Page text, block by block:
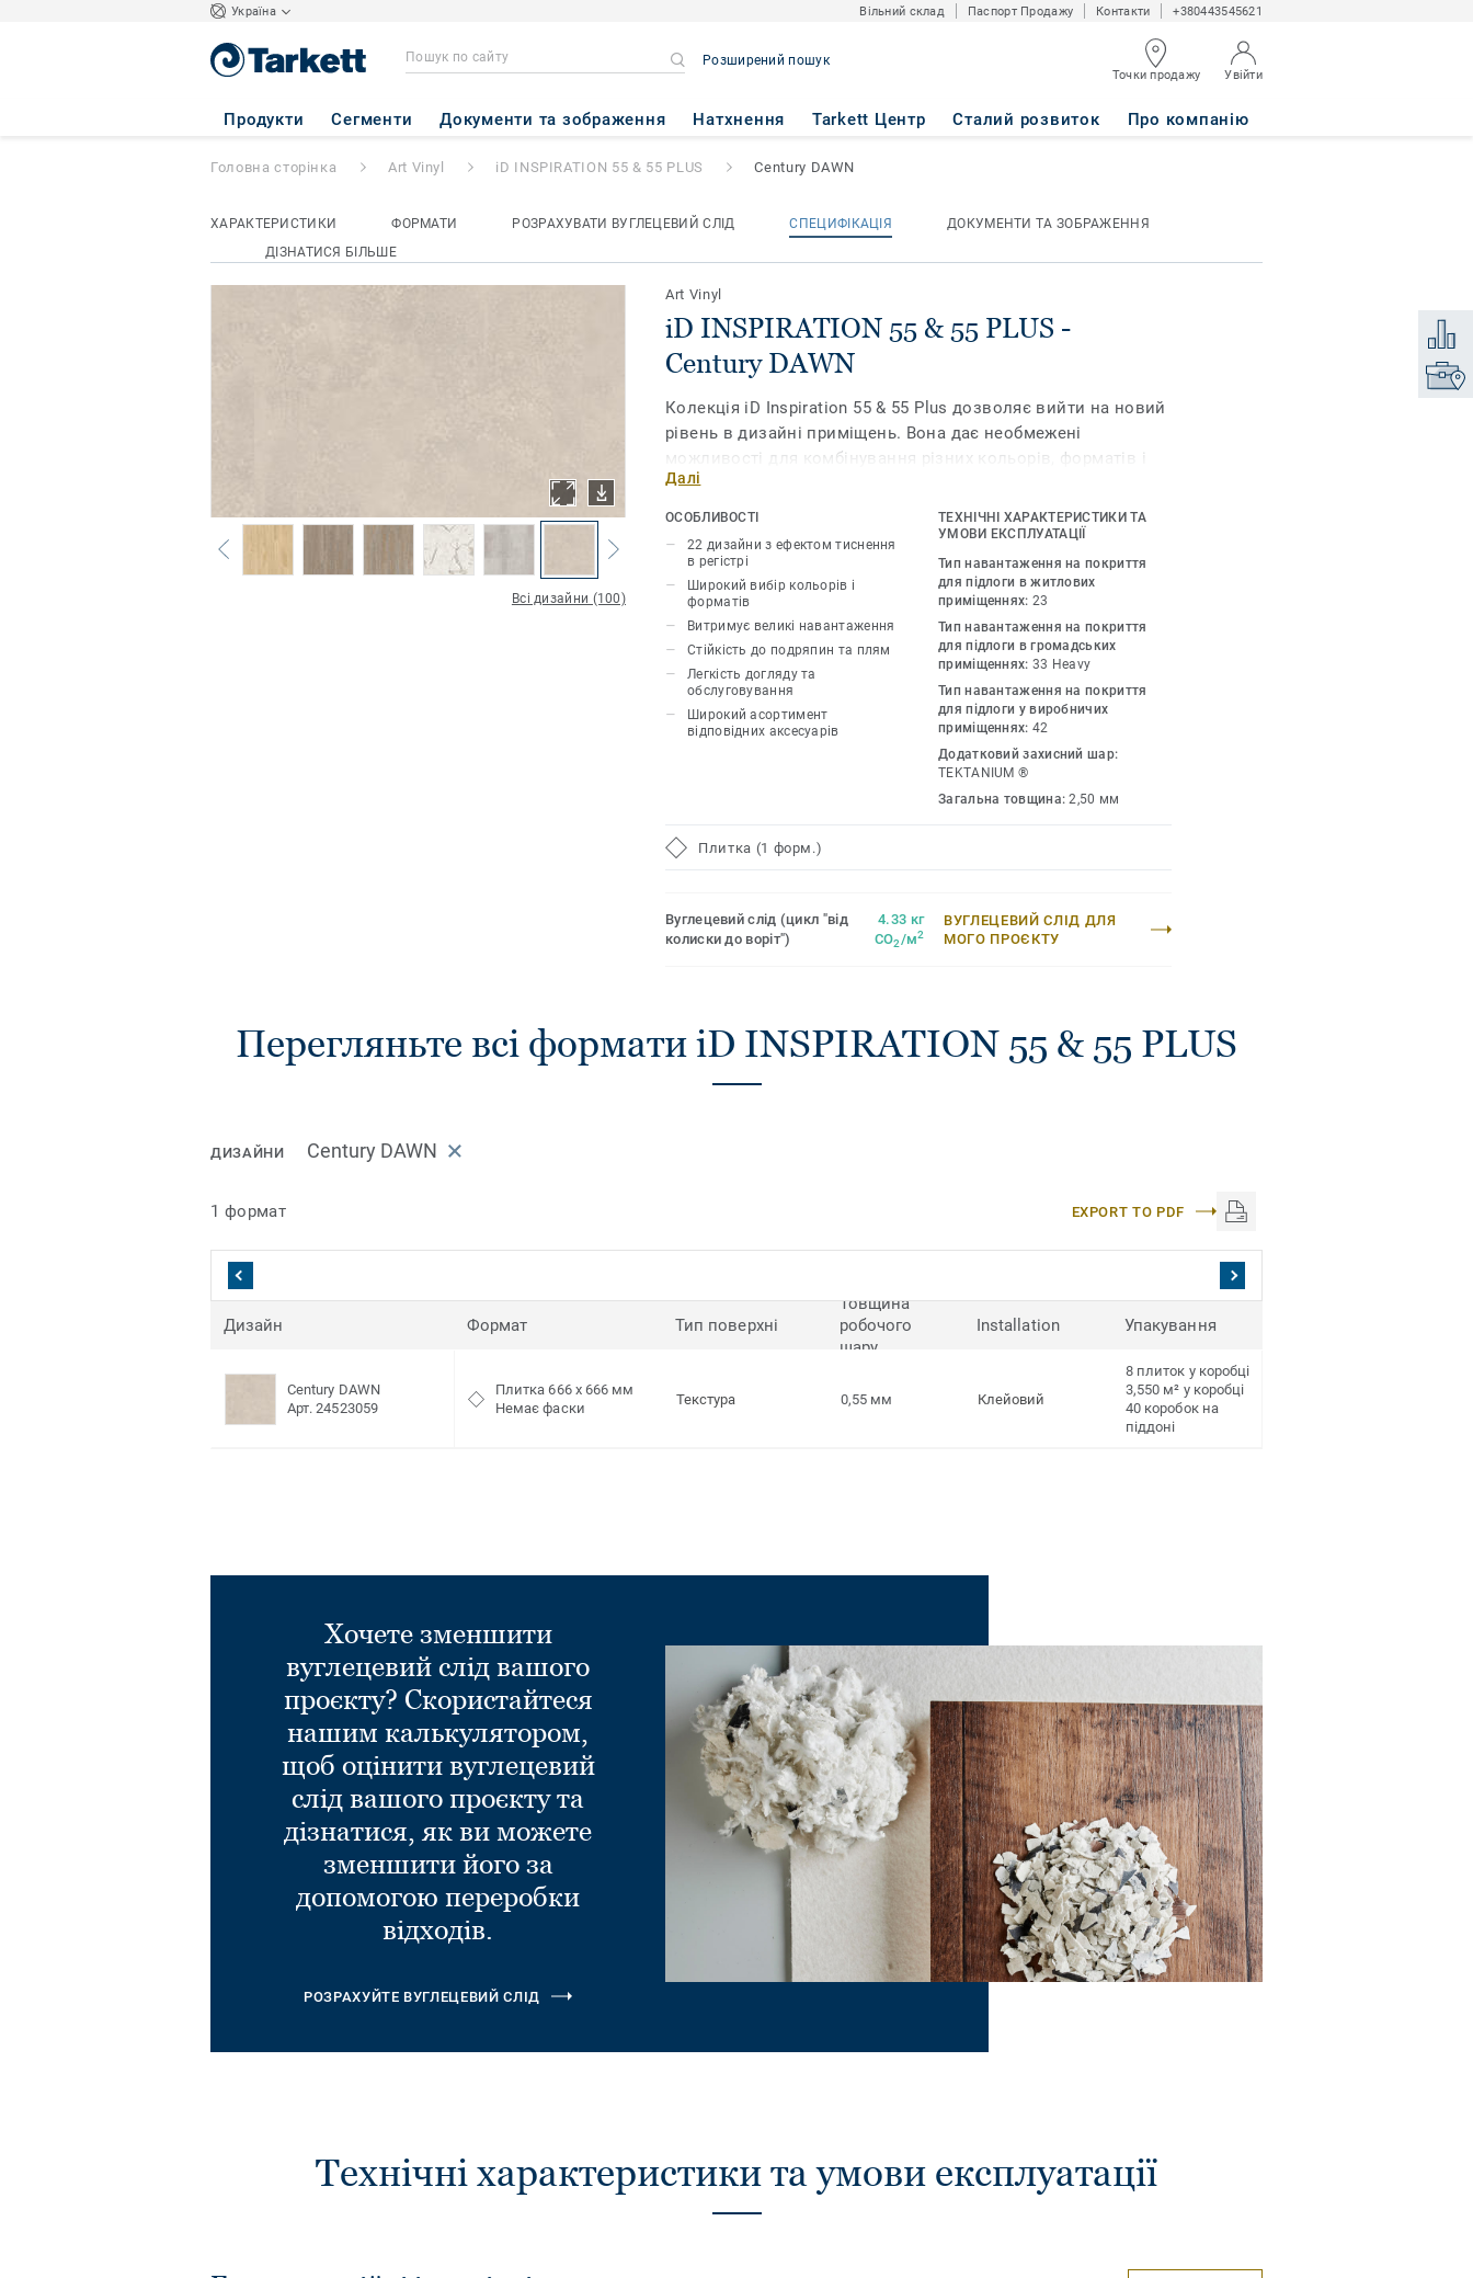
Україна Вільний склад Паспорт Продажу Контакти +380443545621
Розширений пошук
Точки продажу Увійти
Продукти Сегменти Документи та зображення Натхнення Tarkett Центр Сталий розвиток Про компанію
iD INSPIRATION 55 & 55 PLUS - Century DAWN
Головна сторінка Art Vinyl iD INSPIRATION 55 & 55 PLUS Century DAWN
ХАРАКТЕРИСТИКИ ФОРМАТИ РОЗРАХУВАТИ ВУГЛЕЦЕВИЙ СЛІД СПЕЦИФІКАЦІЯ
ДОКУМЕНТИ ТА ЗОБРАЖЕННЯ
ДІЗНАТИСЯ БІЛЬШЕ
Всі дизайни (100)
Art Vinyl
iD INSPIRATION 55 & 55 PLUS -
Century DAWN
Колекція iD Inspiration 55 & 55 Plus дозволяє вийти на новий
рівень в дизайні приміщень. Вона дає необмежені
можливості для комбінування різних кольорів, форматів і
фактур в одному просторі. Поєднайте текстуру дерева,
каміння та металу, грайте з різними відтінками, доповніть їх
необхідними аксесуарами – плінтусами та профілями. iD
Inspiration 55 & 55 Plus розсуває межі дозволеного у дизайні
і дозволяє створити інтер’єр вашої мрії. Колекція пропонує
22 декори, які мають тиснення в регістрі – це технологія, яка
відтворює рельєф і зовнішній вигляд натуральних
матеріалів.
Далі
ОСОБЛИВОСТІ
22 дизайни з ефектом тиснення
в регістрі
Широкий вибір кольорів і
форматів
Витримує великі навантаження
Стійкість до подряпин та плям
Легкість догляду та
обслуговування
Широкий асортимент
відповідних аксесуарів
ТЕХНІЧНІ ХАРАКТЕРИСТИКИ ТА
УМОВИ ЕКСПЛУАТАЦІЇ
Тип навантаження на покриття
для підлоги в житлових
приміщеннях: 23
Тип навантаження на покриття
для підлоги в громадських
приміщеннях: 33 Heavy
Тип навантаження на покриття
для підлоги у виробничих
приміщеннях: 42
Додатковий захисний шар:
TEKTANIUM ®
Загальна товщина:2,50 мм
Плитка (1 форм.)
Вуглецевий слід (цикл "від
колиски до воріт")
4.33 кг
CO2/м2
ВУГЛЕЦЕВИЙ СЛІД ДЛЯ
МОГО ПРОЄКТУ
Перегляньте всі формати iD INSPIRATION 55 & 55 PLUS
ДИЗАЙНИ Century DAWN
1 формат EXPORT TO PDF
Дизайн Формат Тип поверхні
Товщина
робочого
шару
Installation Упакування
Century DAWN
Арт. 24523059
Плитка 666 x 666 мм
Немає фаски
Текстура 0,55 мм Клейовий
8 плиток у коробці
3,550 м² у коробці
40 коробок на
піддоні
Хочете зменшити
вуглецевий слід вашого
проєкту? Скористайтеся
нашим калькулятором,
щоб оцінити вуглецевий
слід вашого проєкту та
дізнатися, як ви можете
зменшити його за
допомогою переробки
відходів.
РОЗРАХУЙТЕ ВУГЛЕЦЕВИЙ СЛІД
Технічні характеристики та умови експлуатації